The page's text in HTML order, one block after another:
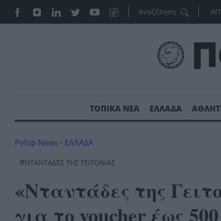
ΤΟΠΙΚΑ ΝΕΑ ΕΛΛΑΔΑ
Pelop News - ΕΛΛΑΔΑ
#ΝΤΑΝΤΑΔΕΣ ΤΗΣ ΓΕΙΤΟΝΙΑΣ
«Νταντάδες της
για το voucher έως